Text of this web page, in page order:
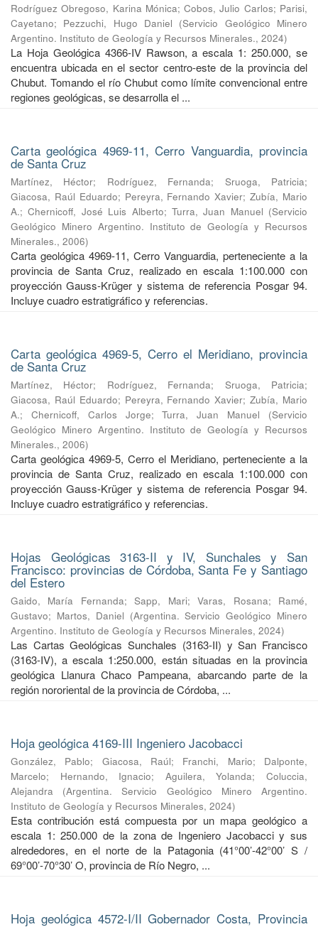
Rodríguez Obregoso, Karina Mónica;Cobos, Julio Carlos; Parisi,
Cayetano; Pezzuchi, Hugo Daniel (Servicio Geológico Minero
Argentino. Instituto de Geología y Recursos Minerales., 2024)
La Hoja Geológica 4366-IV Rawson, a escala 1: 250.000, se
encuentra ubicada en el sector centro-este de la provincia del
Chubut. Tomando el río Chubut como límite convencional entre
regiones geológicas, se desarrolla el ...
Carta geológica 4969-11, Cerro Vanguardia, provincia
de Santa Cruz
Martínez, Héctor; Rodríguez, Fernanda; Sruoga, Patricia;
Giacosa, Raúl Eduardo; Pereyra, Fernando Xavier;Zubía, Mario
A.;Chernicoff, José Luis Alberto; Turra, Juan Manuel (Servicio
Geológico Minero Argentino. Instituto de Geología y Recursos
Minerales., 2006)
Carta geológica 4969-11, Cerro Vanguardia, perteneciente a la
provincia de Santa Cruz, realizado en escala 1:100.000 con
proyección Gauss-Krüger y sistema de referencia Posgar 94.
Incluye cuadro estratigráfico y referencias.
Carta geológica 4969-5, Cerro el Meridiano, provincia
de Santa Cruz
Martínez, Héctor; Rodríguez, Fernanda; Sruoga, Patricia;
Giacosa, Raúl Eduardo; Pereyra, Fernando Xavier;Zubía, Mario
A.; Chernicoff, Carlos Jorge;Turra, Juan Manuel (Servicio
Geológico Minero Argentino. Instituto de Geología y Recursos
Minerales., 2006)
Carta geológica 4969-5, Cerro el Meridiano, perteneciente a la
provincia de Santa Cruz, realizado en escala 1:100.000 con
proyección Gauss-Krüger y sistema de referencia Posgar 94.
Incluye cuadro estratigráfico y referencias.
Hojas Geológicas 3163-II y IV, Sunchales y San
Francisco: provincias de Córdoba, Santa Fe y Santiago
del Estero
Gaido, María Fernanda;Sapp, Mari;Varas, Rosana; Ramé,
Gustavo; Martos, Daniel (Argentina. Servicio Geológico Minero
Argentino. Instituto de Geología y Recursos Minerales, 2024)
Las Cartas Geológicas Sunchales (3163-II) y San Francisco
(3163-IV), a escala 1:250.000, están situadas en la provincia
geológica Llanura Chaco Pampeana, abarcando parte de la
región nororiental de la provincia de Córdoba, ...
Hoja geológica 4169-III Ingeniero Jacobacci
González, Pablo; Giacosa, Raúl; Franchi, Mario; Dalponte,
Marcelo; Hernando, Ignacio; Aguilera, Yolanda;Coluccia,
Alejandra
(Argentina. Servicio Geológico Minero Argentino.
Instituto de Geología y Recursos Minerales, 2024)
Esta contribución está compuesta por un mapa geológico a
escala 1: 250.000 de la zona de Ingeniero Jacobacci y sus
alrededores, en el norte de la Patagonia (41°00’-42°00’ S /
69°00’-70°30’ O, provincia de Río Negro, ...
Hoja geológica 4572-I/II Gobernador Costa, Provincia